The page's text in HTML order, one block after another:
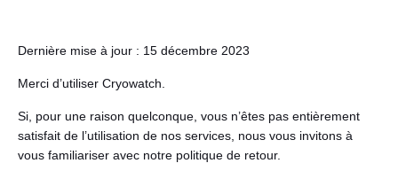
Dernière mise à jour : 15 décembre 2023
Merci d’utiliser Cryowatch.
Si, pour une raison quelconque, vous n’êtes pas entièrement
satisfait de l’utilisation de nos services, nous vous invitons à
vous familiariser avec notre politique de retour.